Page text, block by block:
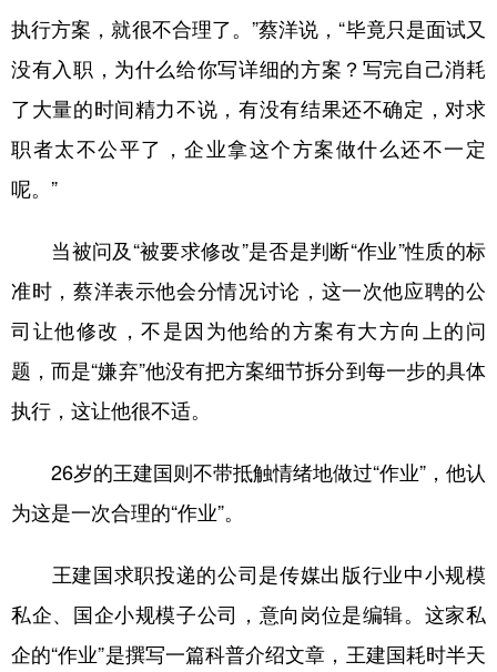
执行方案，就很不合理了。”蔡洋说，“毕竟只是面试又
没有入职，为什么给你写详细的方案？写完自己消耗
了大量的时间精力不说，有没有结果还不确定，对求
职者太不公平了，企业拿这个方案做什么还不一定
呢。”
当被问及“被要求修改”是否是判断“作业”性质的标
准时，蔡洋表示他会分情况讨论，这一次他应聘的公
司让他修改，不是因为他给的方案有大方向上的问
题，而是“嫌弃”他没有把方案细节拆分到每一步的具体
执行，这让他很不适。
26岁的王建国则不带抵触情绪地做过“作业”，他认
为这是一次合理的“作业”。
王建国求职投递的公司是传媒出版行业中小规模
私企、国企小规模子公司，意向岗位是编辑。这家私
企的“作业”是撰写一篇科普介绍文章，王建国耗时半天